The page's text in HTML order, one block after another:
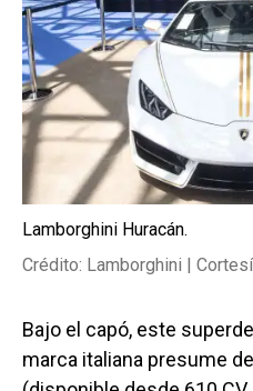
Lamborghini Huracán.
Crédito: Lamborghini |
Bajo el capó, este
marca italiana presume